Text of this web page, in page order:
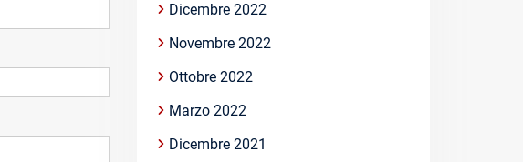
Dicembre 2022
Novembre 2022
Ottobre 2022
Marzo 2022
Dicembre 2021